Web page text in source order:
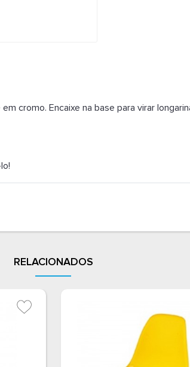
cromo. Encaixe na base para virar
RELACIONADOS